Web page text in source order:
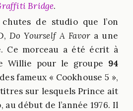
Bridge.
de studio que l’on
Do Yourself A Favor a une
Ce morceau a été écrit à
Willie pour le groupe 94
fameux « Cookhouse 5 »,
sur lesquels Prince ait
début de l’année 1976. Il